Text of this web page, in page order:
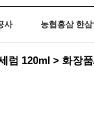
사 농협홍삼 한
럼 120ml > 화장